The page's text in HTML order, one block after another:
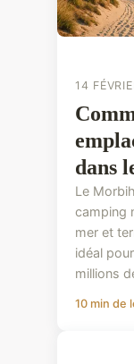
14
dans
Le
camping
mer et
idéal
millions
10 min de